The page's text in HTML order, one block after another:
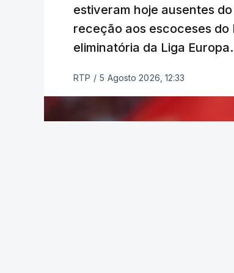
categoria nos derradeiros 50
TÓPICOS
estiveram hoje ausentes
receção aos escoceses
eliminatória da Liga Europa.
RTP / 5 Agosto 2026, 12:33